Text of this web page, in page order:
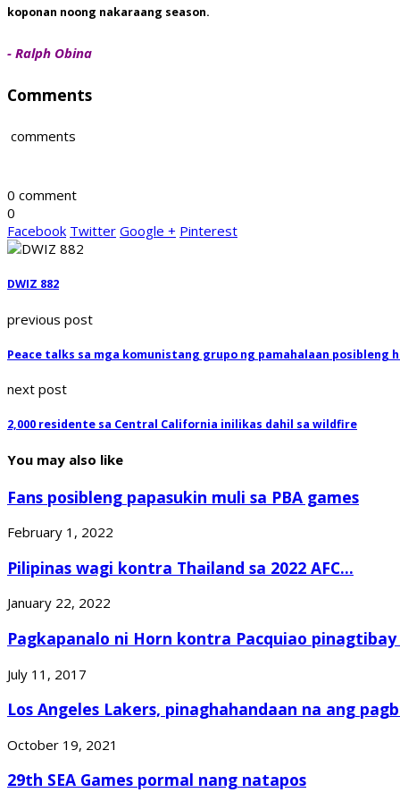
koponan noong nakaraang season.
- Ralph Obina
Comments
comments
0 comment
0
Facebook Twitter Google + Pinterest
DWIZ 882
previous post
Peace talks sa mga komunistang grupo ng pamahalaan posibleng
next post
2,000 residente sa Central California inilikas dahil sa wildfire
You may also like
Fans posibleng papasukin muli sa PBA games
February 1, 2022
Pilipinas wagi kontra Thailand sa 2022 AFC...
January 22, 2022
Pagkapanalo ni Horn kontra Pacquiao pinagtibay
July 11, 2017
Los Angeles Lakers, pinaghahandaan na ang
October 19, 2021
29th SEA Games pormal nang natapos